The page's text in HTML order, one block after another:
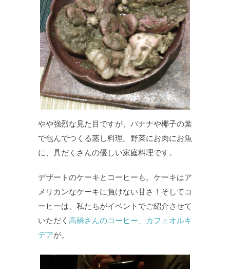
やや強烈な見た目ですが、バナナや椰子の葉
で包んでつくる蒸し料理。野菜にお肉にお魚
に、具だくさんの優しい家庭料理です。
デザートのケーキとコーヒーも。ケーキはア
メリカンなケーキに負けない甘さ！そしてコ
ーヒーは、私たちがイベントでご紹介させて
いただく 高橋さんのコーヒー、カフェオルキ
デアが。